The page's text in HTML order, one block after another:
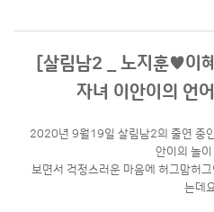
[살림남2 _ 노지훈♥이
자녀 이안이의 언
2020년 9월19일 살림남2의 출연 중
안이의 놀
보면서 걱정스러운 마음에 허그맘허
는데